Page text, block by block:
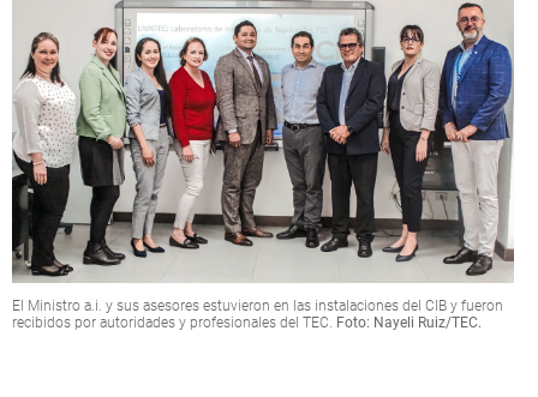
El Ministro a.i. y sus asesores estuvieron en las instalaciones del CIB y fueron
recibidos por autoridades y profesionales del TEC. Foto: Nayeli Ruiz/TEC.